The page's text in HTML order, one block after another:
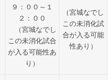
９：００～１
２：００
（宮城なでし
この未消化試合
が入る可能性あ
り）
（宮城なでし
この未消化試
合が入る可能
性あり）